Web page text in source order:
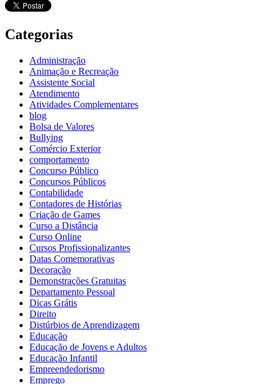
Categorias
Administração
Animação e Recreação
Assistente Social
Atendimento
Atividades Complementares
blog
Bolsa de Valores
Bullying
Comércio Exterior
comportamento
Concurso Público
Concursos Públicos
Contabilidade
Contadores de Histórias
Criação de Games
Curso a Distância
Curso Online
Cursos Profissionalizantes
Datas Comemorativas
Decoração
Demonstrações Gratuitas
Departamento Pessoal
Dicas Grátis
Direito
Distúrbios de Aprendizagem
Educação
Educação de Jovens e Adultos
Educação Infantil
Empreendedorismo
Emprego